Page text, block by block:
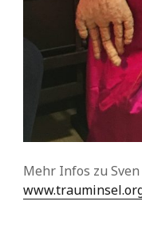
Mehr Infos zu